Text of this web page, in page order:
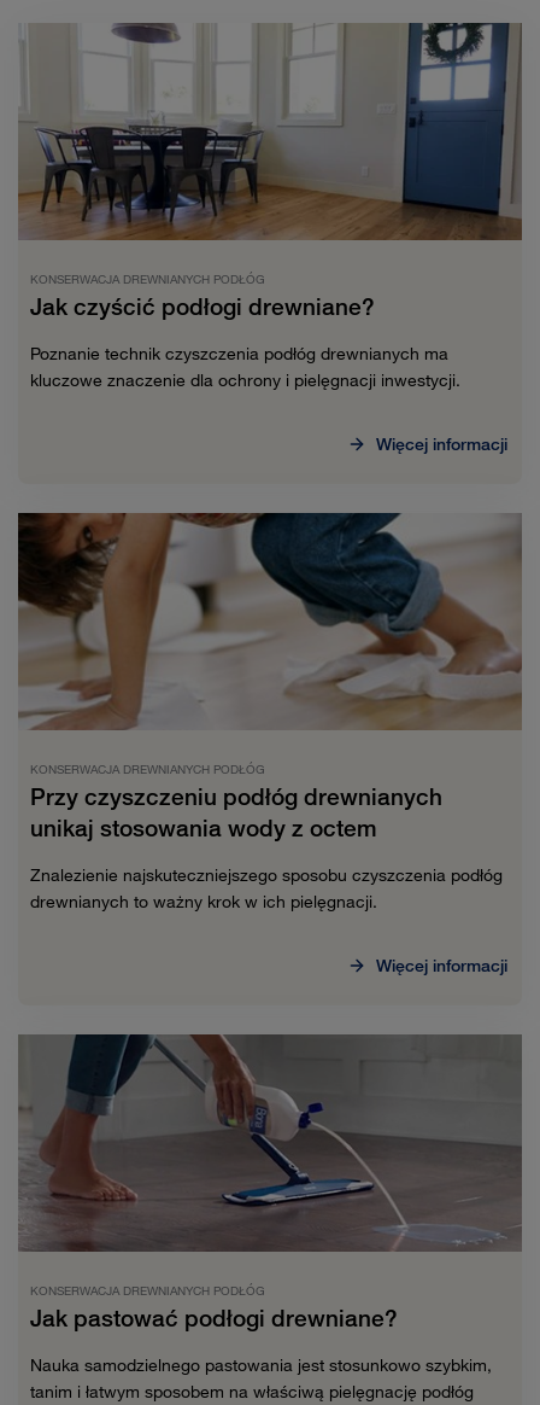
KONSERWACJA DREWNIANYCH PODŁÓG
Jak czyścić podłogi drewniane?
Poznanie technik czyszczenia podłóg drewnianych ma
kluczowe znaczenie dla ochrony i pielęgnacji inwestycji.
Więcej informacji
KONSERWACJA DREWNIANYCH PODŁÓG
Przy czyszczeniu podłóg drewnianych
unikaj stosowania wody z octem
Znalezienie najskuteczniejszego sposobu czyszczenia podłóg
drewnianych to ważny krok w ich pielęgnacji.
Więcej informacji
KONSERWACJA DREWNIANYCH PODŁÓG
Jak pastować podłogi drewniane?
Nauka samodzielnego pastowania jest stosunkowo szybkim,
tanim i łatwym sposobem na właściwą pielęgnację podłóg